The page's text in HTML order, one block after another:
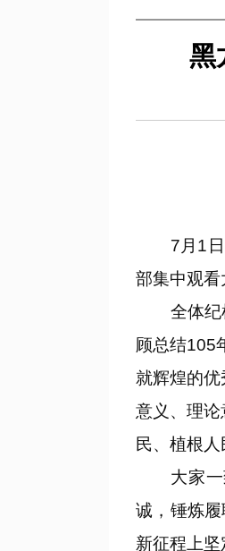
黑
7月1日，
部集中观看
全体纪检
顾总结105
就辉煌的
意义、理论
民、植根
大家一致
诚，锤炼
新征程上坚